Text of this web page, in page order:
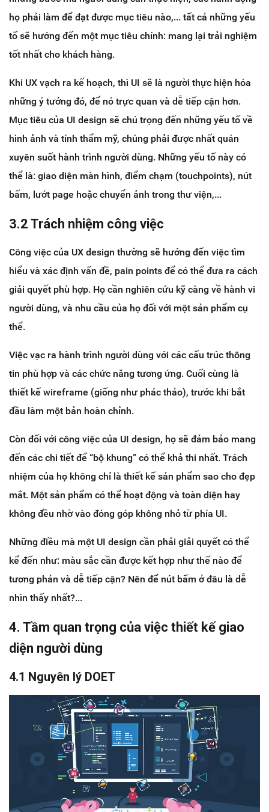
họ phải làm để đạt được mục tiêu nào,... tất cả những yếu
tố sẽ hướng đến một mục tiêu chính: mang lại trải nghiệm
tốt nhất cho khách hàng.
Khi UX vạch ra kế hoạch, thì UI sẽ là người thực hiện hóa
những ý tưởng đó, để nó trực quan và dễ tiếp cận hơn.
Mục tiêu của UI design sẽ chú trọng đến những yếu tố về
hình ảnh và tính thẩm mỹ, chúng phải được nhất quán
xuyên suốt hành trình người dùng. Những yếu tố này có
thể là: giao diện màn hình, điểm chạm (touchpoints), nút
bấm, lướt page hoặc chuyển ảnh trong thư viện,...
3.2 Trách nhiệm công việc
Công việc của UX design thường sẽ hướng đến việc tìm
hiểu và xác định vấn đề, pain points để có thể đưa ra cách
giải quyết phù hợp. Họ cần nghiên cứu kỹ càng về hành vi
người dùng, và nhu cầu của họ đối với một sản phẩm cụ
thể.
Việc vạc ra hành trình người dùng với các cấu trúc thông
tin phù hợp và các chức năng tương ứng. Cuối cùng là
thiết kế wireframe (giống như phác thảo), trước khi bắt
đầu làm một bản hoàn chỉnh.
Còn đối với công việc của UI design, họ sẽ đảm bảo mang
đến các chi tiết để “bộ khung” có thể khả thi nhất. Trách
nhiệm của họ không chỉ là thiết kế sản phẩm sao cho đẹp
mắt. Một sản phẩm có thể hoạt động và toàn diện hay
không đều nhờ vào đóng góp không nhỏ từ phía UI.
Những điều mà một UI design cần phải giải quyết có thể
kể đến như: màu sắc cần được kết hợp như thế nào để
tương phản và dễ tiếp cận? Nên để nút bấm ở đâu là dễ
nhìn thấy nhất?...
4. Tầm quan trọng của việc thiết kế giao
diện người dùng
4.1 Nguyên lý DOET